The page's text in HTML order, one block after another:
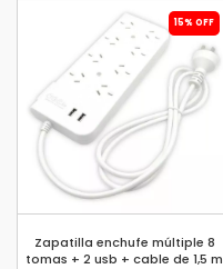
15% OFF
Zapatilla enchufe múltiple 8
tomas + 2 usb + cable de 1,5 m